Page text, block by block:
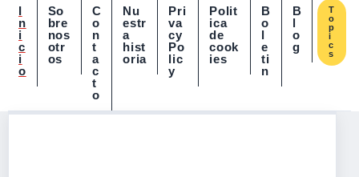
I
n
i
c
i
o
So
bre
nos
otr
os
C
o
n
t
a
c
t
o
Nu
estr
a
hist
oria
Pri
va
cy
Po
lic
y
Polit
ica
de
cook
ies
B
o
l
e
ti
n
B
l
o
g
T
o
p
i
c
s